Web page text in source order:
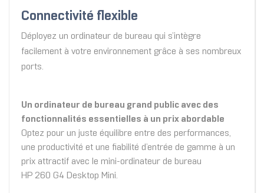
Connectivité flexible
Déployez un ordinateur de bureau qui s’intègre
facilement à votre environnement grâce à ses nombreux
ports.
Un ordinateur de bureau grand public avec des
fonctionnalités essentielles à un prix abordable
Optez pour un juste équilibre entre des performances,
une productivité et une fiabilité d’entrée de gamme à un
prix attractif avec le mini-ordinateur de bureau
HP 260 G4 Desktop Mini.